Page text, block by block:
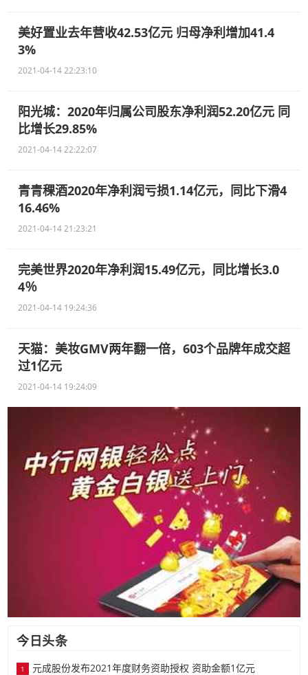
美好置业去年营收42.53亿元 归母净利增加41.4
3%
2021-04-14 22:23:10
阳光城：2020年归属公司股东净利润52.20亿元 同
比增长29.85%
2021-04-14 22:22:07
青青稞酒2020年净利润亏损1.14亿元，同比下滑4
16.46%
2021-04-14 21:23:21
完美世界2020年净利润15.49亿元，同比增长3.0
4％
2021-04-14 19:24:36
天猫：美妆GMV两年翻一倍，603个品牌年成交超
过1亿元
2021-04-14 19:24:09
今日头条
1 元成股份发布2021年度财务资助授权 资助金额1亿元